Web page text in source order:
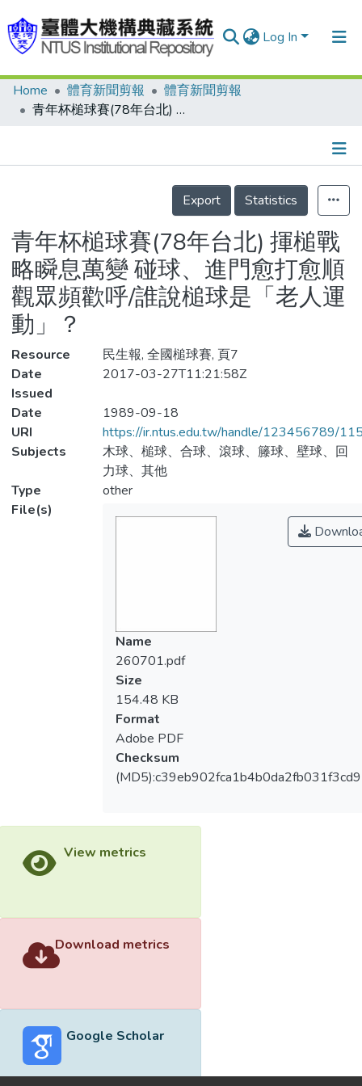
Log In
Communities & Collections
Statistics
Home 體育新聞剪報
體育新聞剪報
青年杯槌球賽(78年台北) 揮槌戰略瞬息萬變 碰球、進門愈打愈順 觀眾頻歡呼/誰說槌球是「老人運動」？
Details
Export
Statistics
青年杯槌球賽(78年台北) 揮槌戰
略瞬息萬變 碰球、進門愈打愈順
觀眾頻歡呼/誰說槌球是「老人運
動」？
Resource
民生報, 全國槌球賽, 頁7
Date
Issued
2017-03-27T11:21:58Z
Date
1989-09-18
URI
https://ir.ntus.edu.tw/handle/123456789/
Subjects
木球、槌球、合球、滾球、籐球、壁球、回
力球、其他
Type
other
File(s)
Name
260701.pdf
Size
154.48 KB
Format
Adobe PDF
Checksum
View metrics
Download metrics
Google Scholar